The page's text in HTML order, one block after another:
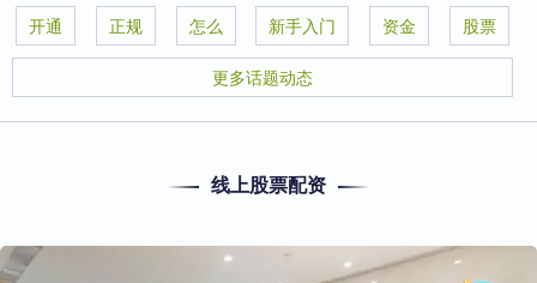
开通 正规 怎么 新手入门 资金 股票
更多话题动态
线上股票配资